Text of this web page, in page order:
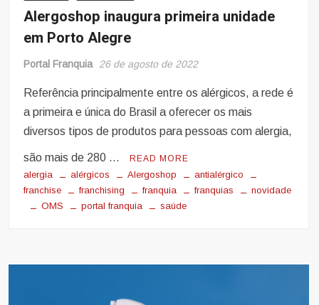
Alergoshop inaugura primeira unidade
em Porto Alegre
Portal Franquia 26 de agosto de 2022
Referência principalmente entre os alérgicos, a rede é
a primeira e única do Brasil a oferecer os mais
diversos tipos de produtos para pessoas com alergia,
são mais de 280 … READ MORE
alergia alérgicos Alergoshop
antialérgico
franchise
franchising franquia franquias
novidade
OMS
portal franquia saúde